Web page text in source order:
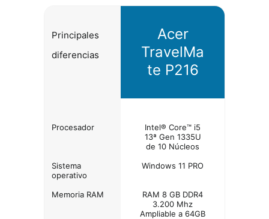
Principales
diferencias
Procesador
Sistema
operativo
Memoria RAM
Acer
TravelMa
te P216
Intel® Core™ i5
13ª Gen 1335U
de 10 Núcleos
Windows 11 PRO
RAM 8 GB DDR4
3.200 Mhz
Ampliable a 64GB